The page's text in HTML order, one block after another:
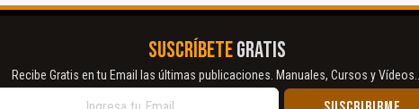
SUSCRÍBETEGRATIS
Recibe Gratis en tu Email las últimas publicaciones. Manuales, Cursos y